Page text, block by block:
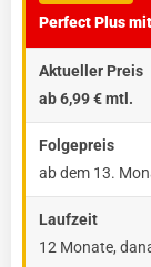
Perfect Plus
ab 6,99 € mtl.
ab dem 13.
12 Monate,